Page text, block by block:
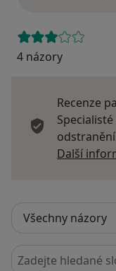
4 názory
Recenze
Další
Hledejte v názorech